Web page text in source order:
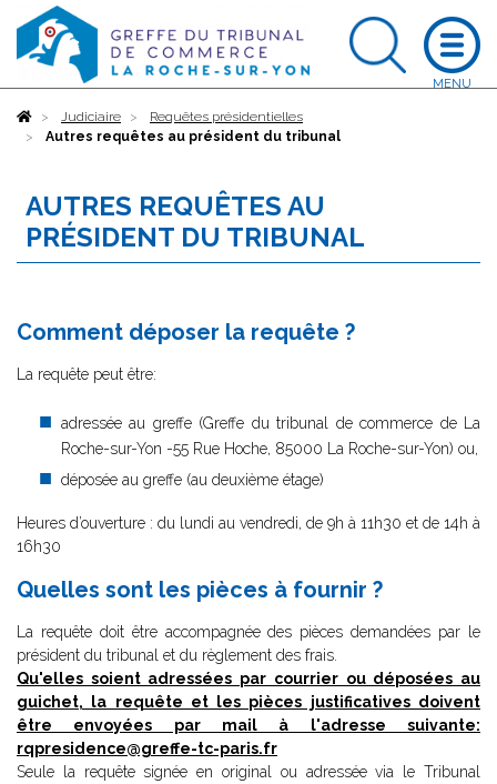
AccueilJudiciaire
Requêtes présidentielles
Autres requêtes au président du tribunal
AUTRES REQUÊTES AU
PRÉSIDENT DU TRIBUNAL
Comment déposer la requête ?
La requête peut être:
adressée au greffe (Greffe du tribunal de commerce de La
Roche-sur-Yon -55 Rue Hoche, 85000 La Roche-sur-Yon) ou,
déposée au greffe (au deuxième étage)
Heures d’ouverture : du lundi au vendredi, de 9h à 11h30 et de 14h à
16h30
Quelles sont les pièces à fournir ?
La requête doit être accompagnée des pièces demandées par le
président du tribunal et du règlement des frais.
Qu'elles soient adressées par courrier ou déposées au
guichet, la requête et les pièces justificatives doivent
être envoyées par mail à l'adresse suivante:
rqpresidence@greffe-tc-paris.fr
Seule la requête signée en original ou adressée via le Tribunal